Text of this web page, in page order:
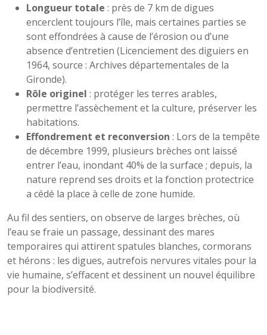
Longueur totale : près de 7 km de digues
encerclent toujours l’île, mais certaines parties se
sont effondrées à cause de l’érosion ou d’une
absence d’entretien (Licenciement des diguiers en
1964, source : Archives départementales de la
Gironde).
Rôle originel : protéger les terres arables,
permettre l’assèchement et la culture, préserver les
habitations.
Effondrement et reconversion : Lors de la tempête
de décembre 1999, plusieurs brèches ont laissé
entrer l’eau, inondant 40% de la surface ; depuis, la
nature reprend ses droits et la fonction protectrice
a cédé la place à celle de zone humide.
Au fil des sentiers, on observe de larges brèches, où
l’eau se fraie un passage, dessinant des mares
temporaires qui attirent spatules blanches, cormorans
et hérons : les digues, autrefois nervures vitales pour la
vie humaine, s’effacent et dessinent un nouvel équilibre
pour la biodiversité.